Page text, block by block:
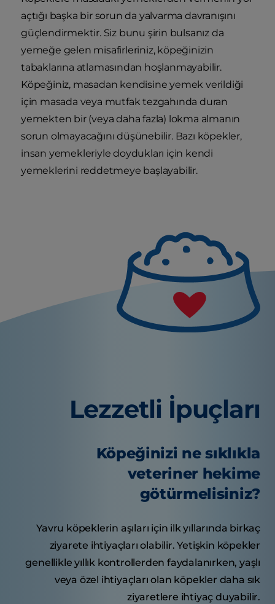
açtığı başka bir sorun da yalvarma davranışını
güçlendirmektir. Siz bunu şirin bulsanız da
yemeğe gelen misafirleriniz, köpeğinizin
tabaklarına atlamasından hoşlanmayabilir.
Köpeğiniz, masadan kendisine yemek verildiği
için masada veya mutfak tezgahında duran
yemekten bir (veya daha fazla) lokma almanın
sorun olmayacağını düşünebilir. Bazı köpekler,
insan yemekleriyle doydukları için kendi
yemeklerini reddetmeye başlayabilir.
Lezzetli İpuçları
Köpeğinizi ne sıklıkla
veteriner hekime
götürmelisiniz?
Yavru köpeklerin aşıları için ilk yıllarında birkaç
ziyarete ihtiyaçları olabilir. Yetişkin köpekler
genellikle yıllık kontrollerden faydalanırken, yaşlı
veya özel ihtiyaçları olan köpekler daha sık
ziyaretlere ihtiyaç duyabilir.